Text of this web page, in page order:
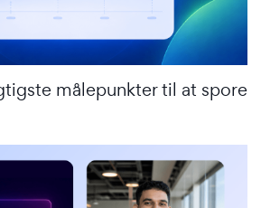
målepunkter til at spore